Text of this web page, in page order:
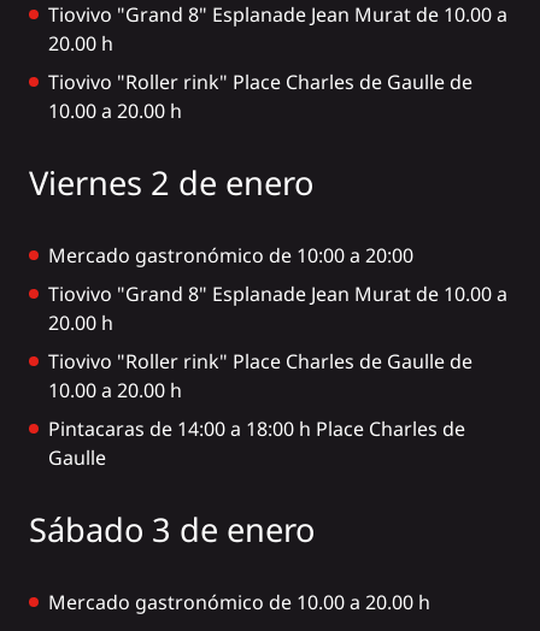
Tiovivo "Grand 8" Esplanade Jean Murat de 10.00 a
20.00 h
Tiovivo "Roller rink" Place Charles de Gaulle de
10.00 a 20.00 h
Viernes 2 de enero
Mercado gastronómico de 10:00 a 20:00
Tiovivo "Grand 8" Esplanade Jean Murat de 10.00 a
20.00 h
Tiovivo "Roller rink" Place Charles de Gaulle de
10.00 a 20.00 h
Pintacaras de 14:00 a 18:00 h Place Charles de
Gaulle
Sábado 3 de enero
Mercado gastronómico de 10.00 a 20.00 h